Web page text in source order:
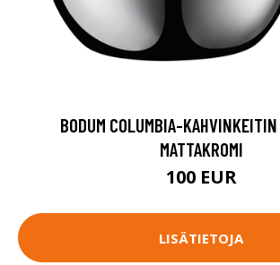
BODUM COLUMBIA-
MATTAKROMI
100 EUR
LISÄTIETOJA